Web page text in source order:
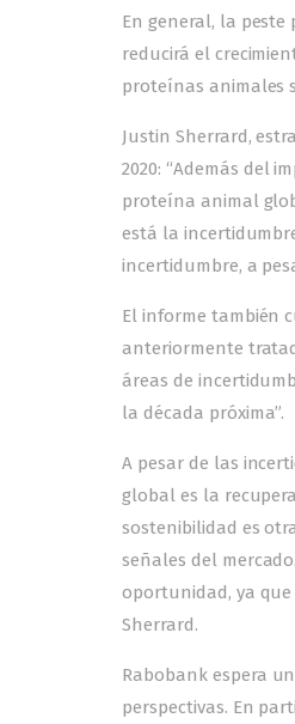
En general, la peste
reducirá el
proteínas animales
Justin Sherrard,
2020: “Además del
proteína animal
está la
incertidumbre, a
El informe también
anteriormente
áreas de
la década próxima”.
A pesar de las
global es la
sostenibilidad es
señales del
oportunidad, ya
Sherrard.
Rabobank espera
perspectivas. En